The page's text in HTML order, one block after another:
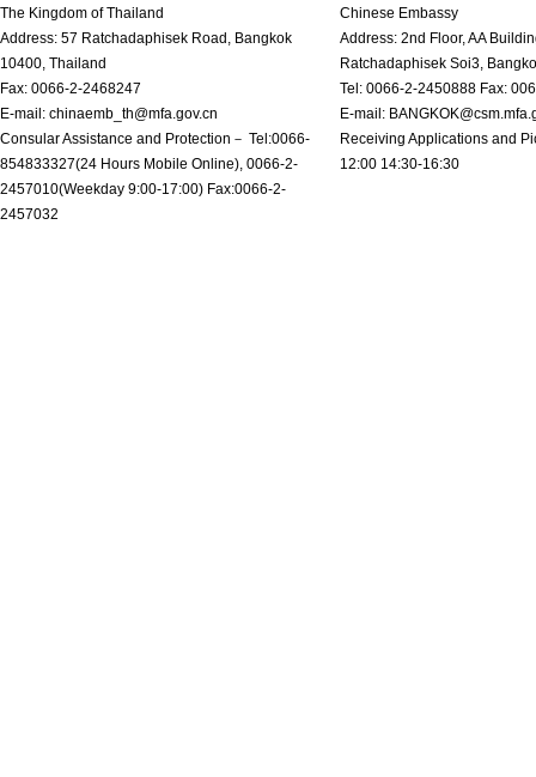
The Kingdom of Thailand
Address: 57 Ratchadaphisek Road, Bangkok
10400, Thailand
Fax: 0066-2-2468247
E-mail: chinaemb_th@mfa.gov.cn
Consular Assistance and Protection－ Tel:0066-
854833327(24 Hours Mobile Online), 0066-2-
2457010(Weekday 9:00-17:00) Fax:0066-2-
2457032
Chinese Embassy
Address: 2nd Floor, AA
Ratchadaphisek Soi3,
Tel: 0066-2-2450888 Fax:
E-mail:
Receiving Applications and
12:00 14:30-16:30